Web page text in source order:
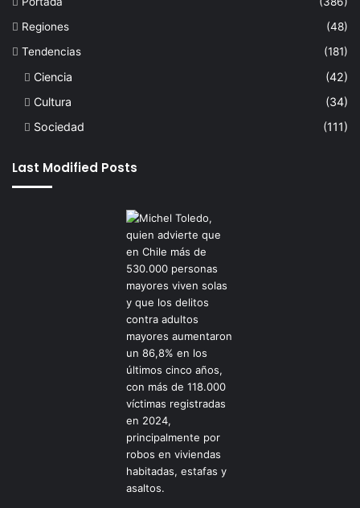
Regiones
(48)
Tendencias
(181)
Ciencia
(42)
Cultura
(34)
Sociedad
(111)
Last Modified Posts